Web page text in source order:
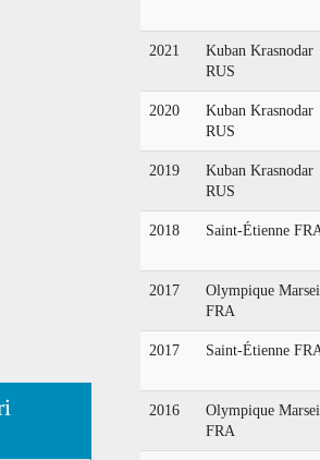
2021
Kuban Krasnodar
RUS
2020
Kuban Krasnodar
RUS
2019
Kuban Krasnodar
RUS
2018 Saint-Étienne
2017
Olympique
FRA
2017 Saint-Étienne
2016
Olympique
FRA